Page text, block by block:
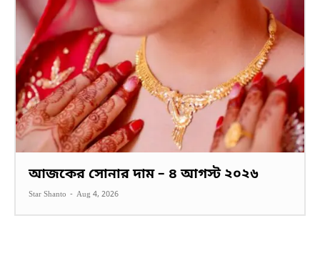
আজকের সোনার দাম – ৪ আগস্ট ২০২৬
Star Shanto - Aug 4, 2026